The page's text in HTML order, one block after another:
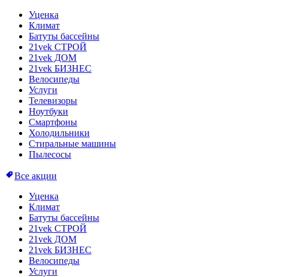
Уценка
Климат
Батуты бассейны
21vek СТРОЙ
21vek ДОМ
21vek БИЗНЕС
Велосипеды
Услуги
Телевизоры
Ноутбуки
Смартфоны
Холодильники
Стиральные машины
Пылесосы
Все акции
Уценка
Климат
Батуты бассейны
21vek СТРОЙ
21vek ДОМ
21vek БИЗНЕС
Велосипеды
Услуги